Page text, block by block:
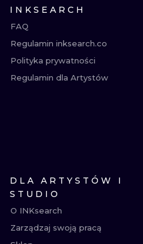
INKSEARCH
FAQ
Regulamin inksearch.co
Polityka prywatności
Regulamin dla Artystów
DLA ARTYSTÓW I
STUDIO
O INKsearch
Zarządzaj swoją pracą